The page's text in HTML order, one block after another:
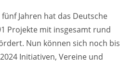
Jahren hat das Deutsche
Projekte mit insgesamt rund
Nun können sich noch bis
Initiativen, Vereine und